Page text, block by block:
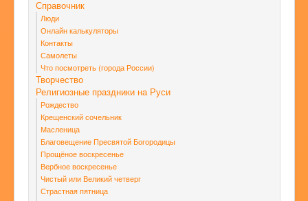
Справочник
Люди
Онлайн калькуляторы
Контакты
Самолеты
Что посмотреть (города России)
Творчество
Религиозные праздники на Руси
Рождество
Крещенский сочельник
Масленица
Благовещение Пресвятой Богородицы
Прощёное воскресенье
Вербное воскресенье
Чистый или Великий четверг
Страстная пятница